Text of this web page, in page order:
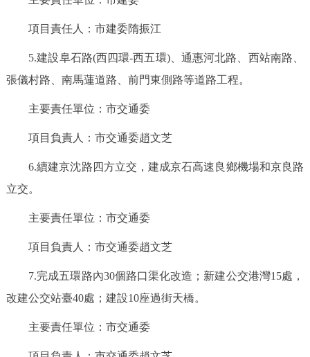
ESPAÑOL العربية
ITALIANO
項目責任人：市建委隋振江
5.建設阜石路(西四環-西五環)、通惠河北路、西站南路、
張儀村路、南馬蓮道路、前門東側路等道路工程。
主要責任單位：市交通委
項目負責人：市交通委趙文芝
6.續建京沈路四方立交，建成京石高速良鄉機場和京良路
立交。
主要責任單位：市交通委
項目負責人：市交通委趙文芝
7.完成五環路內30個路口渠化改造；新建公交港灣15處，
改建公交站臺40處；建設10座過街天橋。
主要責任單位：市交通委